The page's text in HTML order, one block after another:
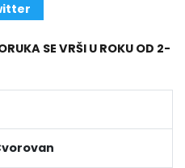
SE VRŠI U ROKU OD 2-